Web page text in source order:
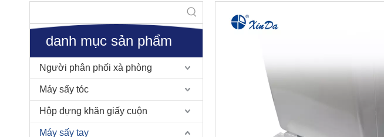
danh mục sản phẩm
Người phân phối xà phòng
Máy sấy tóc
Hộp đựng khăn giấy cuộn
Máy sấy tay